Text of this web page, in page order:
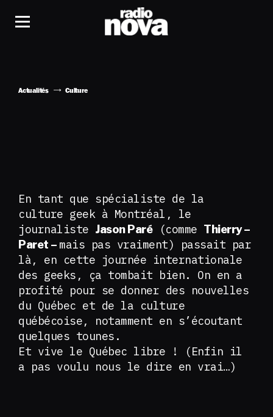
Actualités Culture
En tant que spécialiste de la
culture geek à Montréal, le
journaliste Jason Paré(comme Thierry –
Paret – mais pas vraiment) passait par
là, en cette journée internationale
des geeks, ça tombait bien. On en a
profité pour se donner des nouvelles
du Québec et de la culture
québécoise, notamment en s’écoutant
quelques tounes.
Et vive le Québec libre ! (Enfin il
a pas voulu nous le dire en vrai…)